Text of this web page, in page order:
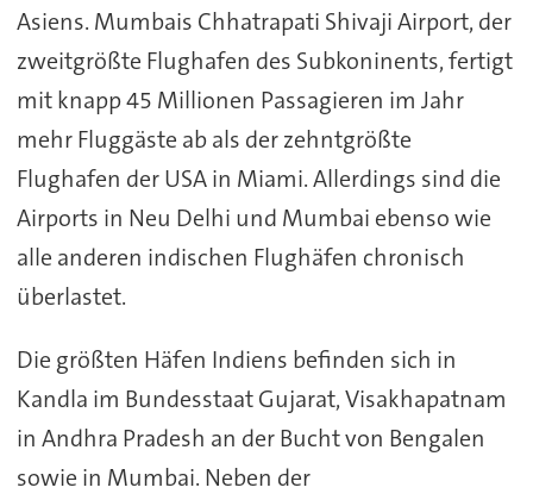
Asiens. Mumbais Chhatrapati Shivaji Airport, der
zweitgrößte Flughafen des Subkoninents, fertigt
mit knapp 45 Millionen Passagieren im Jahr
mehr Fluggäste ab als der zehntgrößte
Flughafen der USA in Miami. Allerdings sind die
Airports in Neu Delhi und Mumbai ebenso wie
alle anderen indischen Flughäfen chronisch
überlastet.
Die größten Häfen Indiens befinden sich in
Kandla im Bundesstaat Gujarat, Visakhapatnam
in Andhra Pradesh an der Bucht von Bengalen
sowie in Mumbai. Neben der